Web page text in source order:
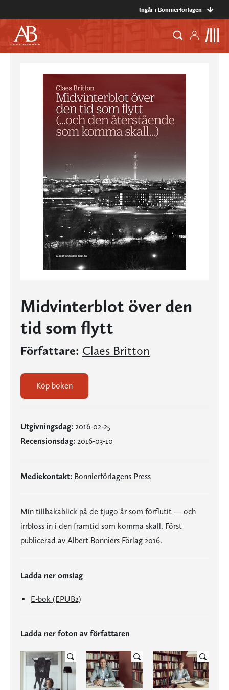
Ingår i Bonnierförlagen
Midvinterblot över den
tid som flytt
Författare: Claes Britton
Köp boken
Utgivningsdag: 2016-02-25
Recensionsdag: 2016-03-10
Mediekontakt: Bonnierförlagens Press
Min tillbakablick på de tjugo år som förflutit — och
irrbloss in i den framtid som komma skall. Först
publicerad av Albert Bonniers Förlag 2016.
Ladda ner omslag
E-bok (EPUB2)
Ladda ner foton av författaren